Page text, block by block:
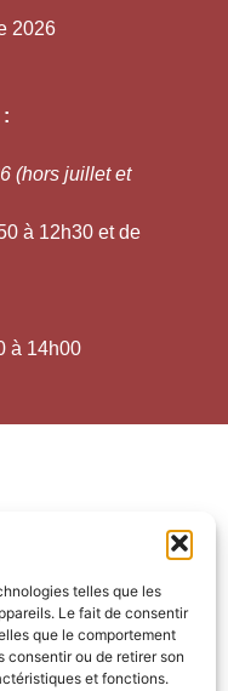
telles que les
Le fait de consentir
que le comportement
consentir ou de retirer son
et fonctions.
2026
(hors juillet et
à 12h30 et de
à 14h00